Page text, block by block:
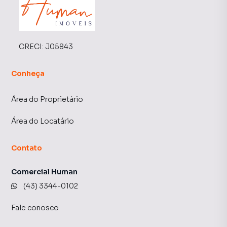
CRECI: J05843
Conheça
Área do Proprietário
Área do Locatário
Contato
Comercial Human
(43) 3344-0102
Fale conosco